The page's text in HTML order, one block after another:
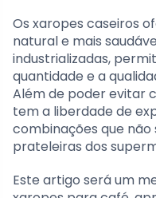
Os xaropes caseiros
natural e mais
industrializadas,
quantidade e a
Além de poder evitar
tem a liberdade de
combinações que
prateleiras dos
Este artigo será um